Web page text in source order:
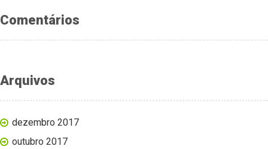
Comentários
Arquivos
dezembro 2017
outubro 2017